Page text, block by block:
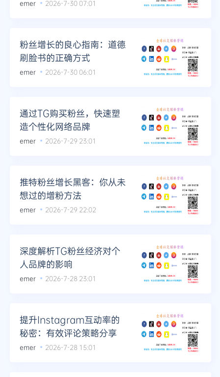
emer 2026-7-30 07:01
粉丝增长的良心指南：道德
刷脸书的正确方式
emer 2026-7-30 06:01
通过TG购买粉丝，快速塑
造个性化网络品牌
emer 2026-7-29 23:01
推特粉丝增长黑客：你从未
想过的增粉方法
emer 2026-7-29 22:02
深度解析TG粉丝经济对个
人品牌的影响
emer 2026-7-28 23:01
提升Instagram互动率的
秘密：有效评论策略分享
emer 2026-7-28 15:01